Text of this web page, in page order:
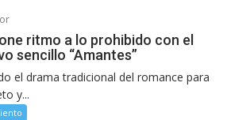
ritmo a lo prohibido con el
sencillo “Amantes”
el drama tradicional del romance para
y...